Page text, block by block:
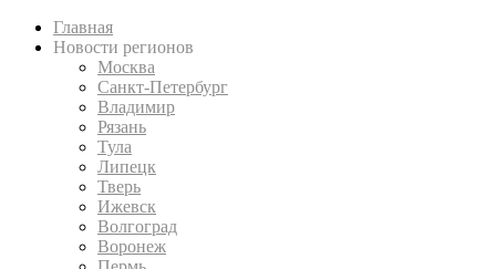
Главная
Новости регионов
Москва
Санкт-Петербург
Владимир
Рязань
Тула
Липецк
Тверь
Ижевск
Волгоград
Воронеж